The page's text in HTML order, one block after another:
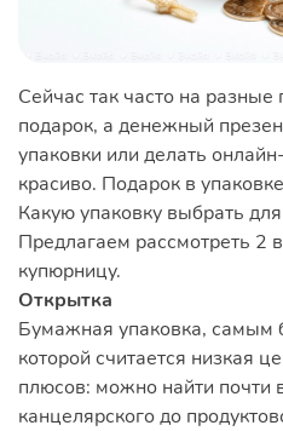
Сейчас так часто на
подарок, а денежный
упаковки или делать
красиво. Подарок в
Какую упаковку выбрать
Предлагаем рассмотреть 2
купюрницу.
Открытка
Бумажная упаковка, самым
которой считается низкая
плюсов: можно найти почти
канцелярского до